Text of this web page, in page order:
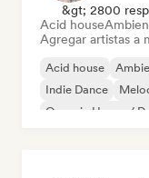
&gt; 2800
Acid house
Agregar artistas a
Acid house
Indie Dance
Organic House /